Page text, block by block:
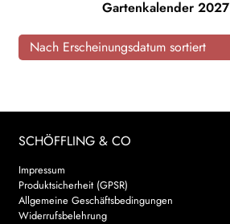
NEWSLETTER
Search:
Gartenkalender 2027
Nach Erscheinungsdatum sortiert
SCHÖFFLING & CO
Impressum
Produktsicherheit (GPSR)
Allgemeine Geschäftsbedingungen
Widerrufsbelehrung